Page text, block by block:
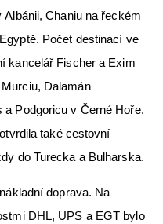
Albánii, Chaniu na řeckém
Počet destinací ve
kancelář Fischer a Exim
Dalamán
Podgoricu v Černé Hoře.
také cestovní
do Turecka a Bulharska.
doprava. Na
DHL, UPS a EGT bylo